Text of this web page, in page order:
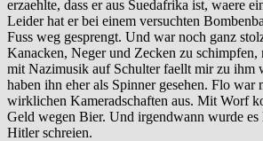
erzaehlte, dass er aus Suedafrika ist, waere
Leider hat er bei einem versuchten
Fuss weg gesprengt. Und war noch ganz
Kanacken, Neger und Zecken zu schimpfen,
mit Nazimusik auf Schulter faellt mir zu ihm
haben ihn eher als Spinner gesehen. Flo war
wirklichen Kameradschaften aus. Mit Worf
Geld wegen Bier. Und irgendwann wurde
Hitler schreien.